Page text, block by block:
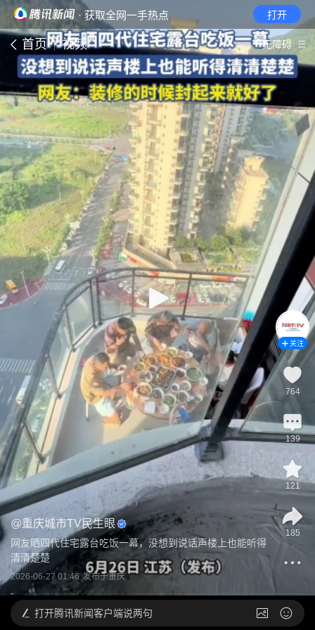
· 获取全网一手热点 打开
首页 视频 无障碍
@重庆城市TV民生眼
网友晒四代住宅露台吃饭一幕，没想到说话声楼上也能听得
清清楚楚
2026-06-27 01:46 发布于重庆
关注
764
139
121
185
打开腾讯新闻客户端说两句